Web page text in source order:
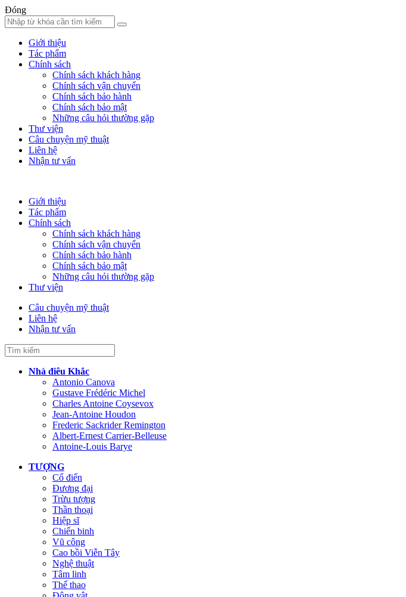
Đóng
Giới thiệu
Tác phẩm
Chính sách
Chính sách khách hàng
Chính sách vận chuyển
Chính sách bảo hành
Chính sách bảo mật
Những câu hỏi thường gặp
Thư viện
Câu chuyện mỹ thuật
Liên hệ
Nhận tư vấn
Giới thiệu
Tác phẩm
Chính sách
Chính sách khách hàng
Chính sách vận chuyển
Chính sách bảo hành
Chính sách bảo mật
Những câu hỏi thường gặp
Thư viện
Câu chuyện mỹ thuật
Liên hệ
Nhận tư vấn
Nhà điêu Khắc
Antonio Canova
Gustave Frédéric Michel
Charles Antoine Coysevox
Jean-Antoine Houdon
Frederic Sackrider Remington
Albert-Ernest Carrier-Belleuse
Antoine-Louis Barye
TƯỢNG
Cổ điển
Đương đại
Trừu tượng
Thần thoại
Hiệp sĩ
Chiến binh
Vũ công
Cao bồi Viễn Tây
Nghệ thuật
Tâm linh
Thể thao